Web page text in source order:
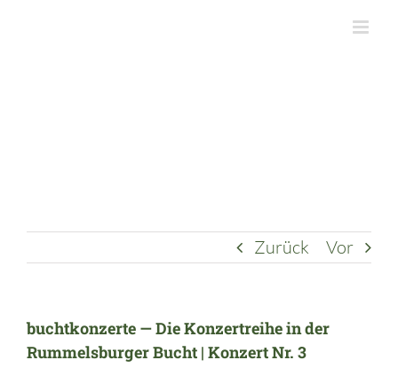
Zurück Vor
buchtkonzerte — Die Konzertreihe in der
Rummelsburger Bucht | Konzert Nr. 3